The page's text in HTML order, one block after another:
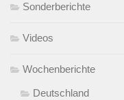
Sonderberichte
Videos
Wochenberichte
Deutschland